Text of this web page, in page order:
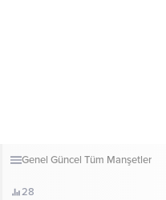
Genel Güncel Tüm Manşetler
28